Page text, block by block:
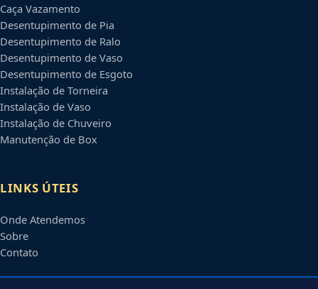
Caça Vazamento
Desentupimento de Pia
Desentupimento de Ralo
Desentupimento de Vaso
Desentupimento de Esgoto
Instalação de Torneira
Instalação de Vaso
Instalação de Chuveiro
Manutenção de Box
LINKS ÚTEIS
Onde Atendemos
Sobre
Contato